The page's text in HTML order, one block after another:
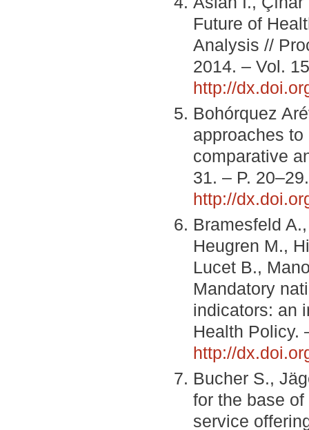
Future of
Analysis //
2014. – Vol.
http://
Bohórquez
approaches
comparative
31. – P.
http://
Bramesfeld
Heugren M.,
Lucet B.,
Mandatory
indicators: an
Health Policy.
http://
Bucher S.,
for the base
service